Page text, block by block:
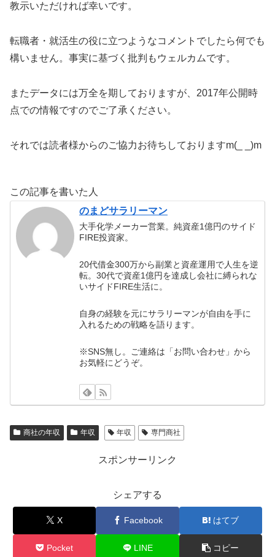
教示いただければ幸いです。
転職者・就活生の役に立つようなコメントでしたら何でも
構いません。事実に基づく批判もウェルカムです。
またデータには万全を期しておりますが、2017年公開時
点での情報ですのでご了承ください。
それでは読者様からのご協力お待ちしておりますm(_ _)m
この記事を書いた人
のまどサラリーマン
大手化学メーカー営業。純資産1億円のサイド
FIRE投資家。
20代借金300万から副業と資産運用で人生を逆
転。30代で資産1億円を達成し会社に縛られな
いサイドFIRE生活に。
自身の経験を元にサラリーマンが自由を手に
入れるための戦略を語ります。
※SNS無し。ご連絡は「お問い合わせ」から
お気軽にどうぞ。
商社の年収 年収 年収 専門商社
スポンサーリンク
シェアする
X Facebook はてブ
Pocket LINE コピー